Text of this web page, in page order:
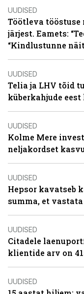
UUDISED
Töötleva
järjest. Eamets:
“Kindlustunne
UUDISED
Telia ja LHV tõid
küberkahjude
UUDISED
Kolme Mere
neljakordset
UUDISED
Hepsor kavatseb
summa, et
UUDISED
Citadele
klientide arv on
UUDISED